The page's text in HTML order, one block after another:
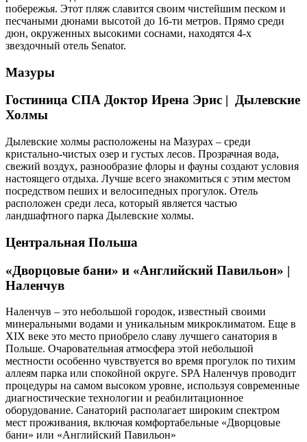
побережья. Этот пляж славится своим чистейшим песком и
песчаными дюнами высотой до 16-ти метров. Прямо среди
дюн, окруженных высокими соснами, находятся 4-х
звездочный отель Senator.
Мазуры
Гостиница СПА Доктор Ирена Эрис | Дылевские
Холмы
Дылевские холмы расположены на Мазурах – среди
кристально-чистых озер и густых лесов. Прозрачная вода,
свежий воздух, разнообразие флоры и фауны создают условия
настоящего отдыха. Лучше всего знакомиться с этим местом
посредством пеших и велосипедных прогулок. Отель
расположен среди леса, который является частью
ландшафтного парка Дылевские холмы.
Центральная Польша
«Дворцовые бани» и «Английский Павильон» |
Наленчув
Наленчув – это небольшой городок, известный своими
минеральными водами и уникальным микроклиматом. Еще в
XIX веке это место приобрело славу лучшего санатория в
Польше. Очаровательная атмосфера этой небольшой
местности особенно чувствуется во время прогулок по тихим
аллеям парка или спокойной округе. SPA Наленчув проводит
процедуры на самом высоком уровне, используя современные
диагностические технологии и реабилитационное
оборудование. Санаторий располагает широким спектром
мест проживания, включая комфортабельные «Дворцовые
бани» или «Английский Павильон»